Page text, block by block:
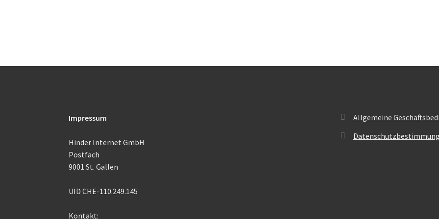
Impressum
Hinder Internet GmbH
Postfach
9001 St. Gallen
UID CHE-110.249.145
Kontakt:
Allgemeine